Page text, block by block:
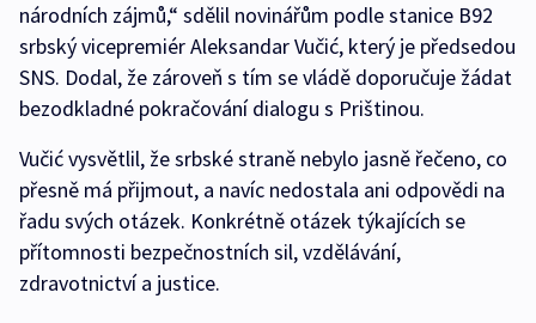
národních zájmů,“ sdělil novinářům podle stanice B92
srbský vicepremiér Aleksandar Vučić, který je předsedou
SNS. Dodal, že zároveň s tím se vládě doporučuje žádat
bezodkladné pokračování dialogu s Prištinou.
Vučić vysvětlil, že srbské straně nebylo jasně řečeno, co
přesně má přijmout, a navíc nedostala ani odpovědi na
řadu svých otázek. Konkrétně otázek týkajících se
přítomnosti bezpečnostních sil, vzdělávání,
zdravotnictví a justice.